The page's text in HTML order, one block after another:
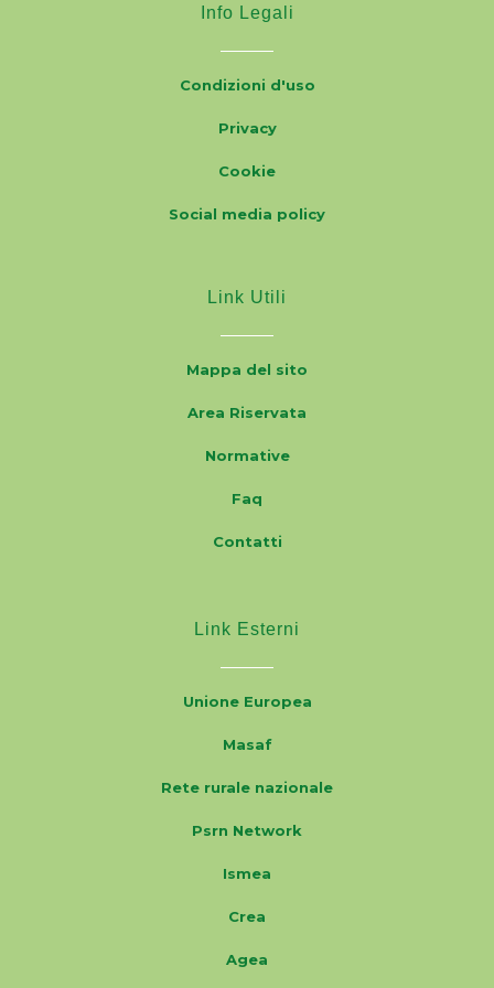
Info Legali
Condizioni d'uso
Privacy
Cookie
Social media policy
Link Utili
Mappa del sito
Area Riservata
Normative
Faq
Contatti
Link Esterni
Unione Europea
Masaf
Rete rurale nazionale
Psrn Network
Ismea
Crea
Agea